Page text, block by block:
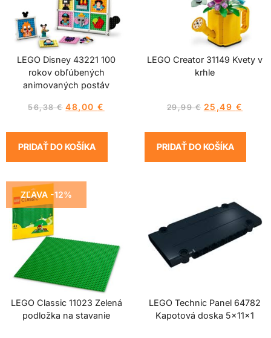
LEGO Disney 43221 100
rokov obľúbených
animovaných postáv
56,38€ 48,00€
PRIDAŤ DO KOŠÍKA
LEGO Creator 31149 Kvety v
krhle
29,99€ 25,49 €
PRIDAŤ DO KOŠÍKA
ZĽAVA -12%
LEGO Classic 11023 Zelená
podložka na stavanie
LEGO Technic Panel 64782
Kapotová doska 5x11x1